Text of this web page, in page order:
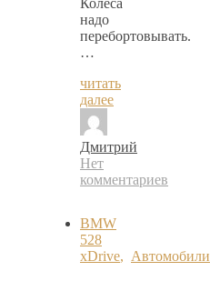
надо
перебортовывать.
…
читать
далее
Дмитрий
Нет
комментариев
BMW
528
xDrive, Автомобили